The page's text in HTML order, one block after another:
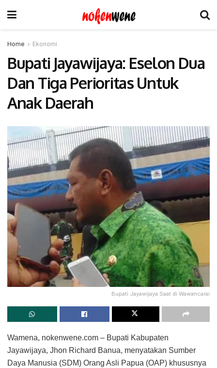
Home Ekonomi
Bupati Jayawijaya: Eselon Dua
Dan Tiga Perioritas Untuk
Anak Daerah
Bupati Jayawijaya Saat di Wawancarai
Wamena, nokenwene.com – Bupati Kabupaten
Jayawijaya, Jhon Richard Banua, menyatakan Sumber
Daya Manusia (SDM) Orang Asli Papua (OAP) khususnya